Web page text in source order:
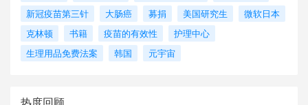
新冠疫苗第三针
大肠癌 募捐 美国研究生
微软日本
克林顿
书籍 疫苗的有效性
护理中心
生理用品免费法案
韩国 元宇宙
热度回顾